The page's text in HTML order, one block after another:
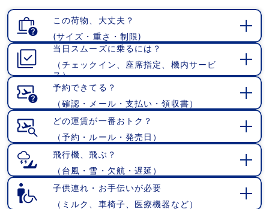
この荷物、大丈夫？
(サイズ・重さ・制限)
当日スムーズに乗るには？
（チェックイン、座席指定、機内サービ
ス）
予約できてる？
（確認・メール・支払い・領収書）
どの運賃が一番おトク？
（予約・ルール・発売日）
飛行機、飛ぶ？
（台風・雪・欠航・遅延）
子供連れ・お手伝いが必要
（ミルク、車椅子、医療機器など）